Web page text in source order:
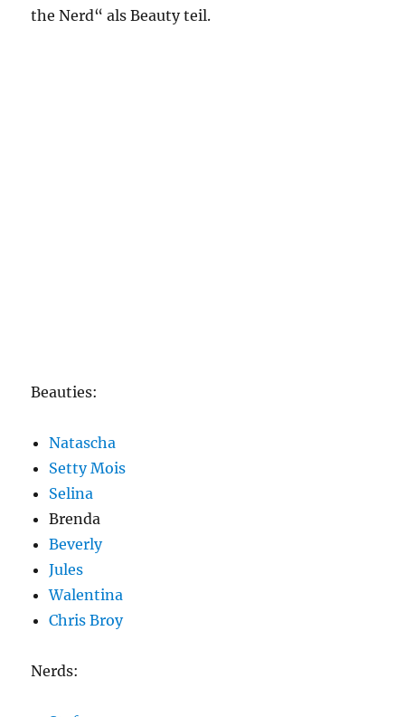
the Nerd“ als Beauty teil.
Beauties:
Natascha
Setty Mois
Selina
Brenda
Beverly
Jules
Walentina
Chris Broy
Nerds: